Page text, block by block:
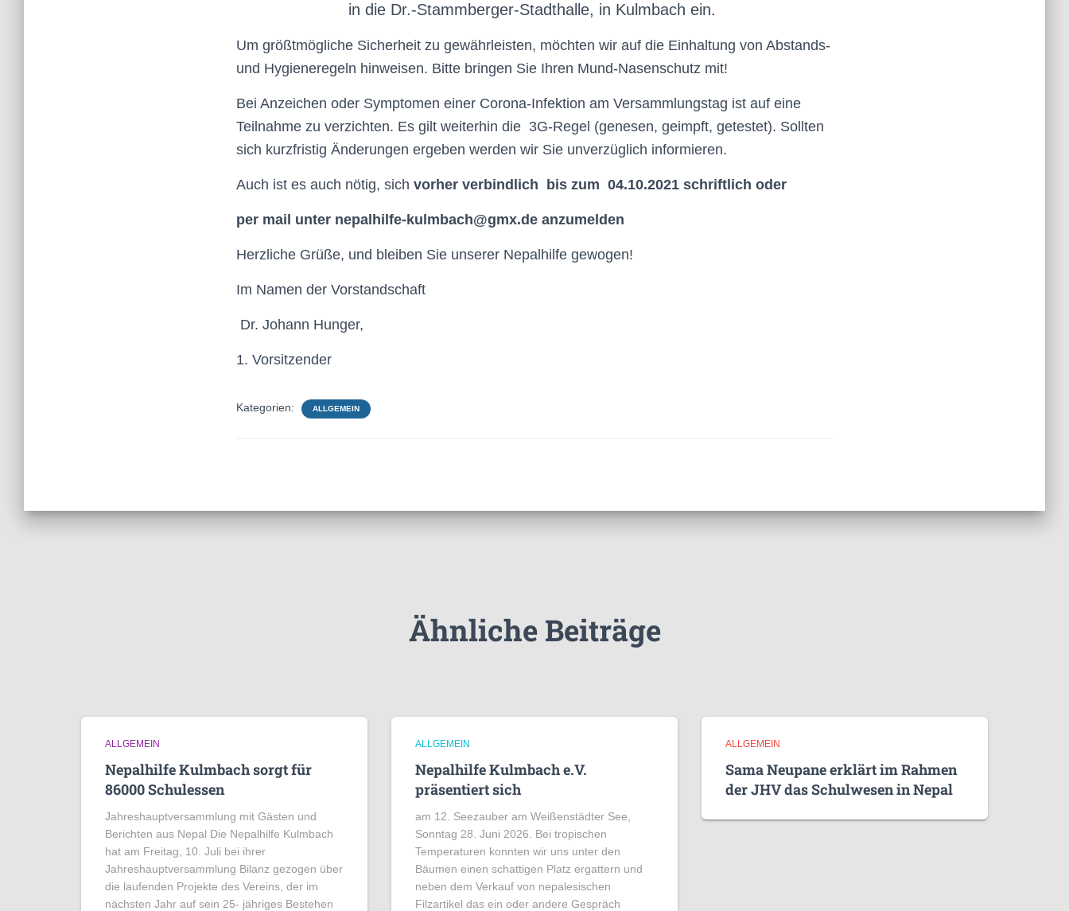
in die Dr.-Stammberger-Stadthalle, in Kulmbach ein.
Um größtmögliche Sicherheit zu gewährleisten, möchten wir auf die Einhaltung von Abstands-
und Hygieneregeln hinweisen. Bitte bringen Sie Ihren Mund-Nasenschutz mit!
Bei Anzeichen oder Symptomen einer Corona-Infektion am Versammlungstag ist auf eine
Teilnahme zu verzichten. Es gilt weiterhin die 3G-Regel (genesen, geimpft, getestet). Sollten
sich kurzfristig Änderungen ergeben werden wir Sie unverzüglich informieren.
Auch ist es auch nötig, sich vorher verbindlich bis zum 04.10.2021 schriftlich oder
per mail unter nepalhilfe-kulmbach@gmx.de anzumelden
Herzliche Grüße, und bleiben Sie unserer Nepalhilfe gewogen!
Im Namen der Vorstandschaft
Dr. Johann Hunger,
1. Vorsitzender
Kategorien: ALLGEMEIN
Ähnliche Beiträge
ALLGEMEIN
Nepalhilfe Kulmbach sorgt für
86000 Schulessen
Jahreshauptversammlung mit Gästen und
Berichten aus Nepal Die Nepalhilfe Kulmbach
hat am Freitag, 10. Juli bei ihrer
Jahreshauptversammlung Bilanz gezogen über
die laufenden Projekte des Vereins, der im
nächsten Jahr auf sein 25- jähriges Bestehen
ALLGEMEIN
Nepalhilfe Kulmbach e.V.
präsentiert sich
am 12. Seezauber am Weißenstädter See,
Sonntag 28. Juni 2026. Bei tropischen
Temperaturen konnten wir uns unter den
Bäumen einen schattigen Platz ergattern und
neben dem Verkauf von nepalesischen
Filzartikel das ein oder andere Gespräch
ALLGEMEIN
Sama Neupane erklärt im Rahmen
der JHV das Schulwesen in Nepal